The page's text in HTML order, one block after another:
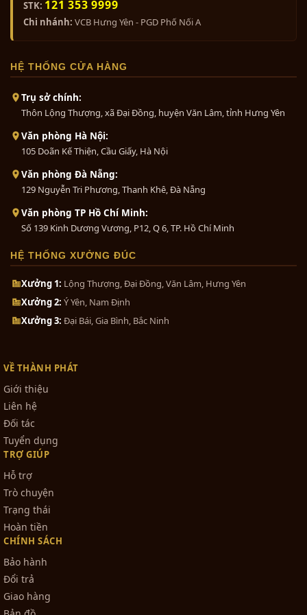
Bình Phước, Bình Thuận, Cà Mau, Cao Bằng,
Đắk Lắk, Đắk Nông, Điện Biên, Đồng Nai, Đồng
Hòa, Kiên Giang, Kon Tum, Lai Châu, Lâm Đồng,
Ninh Bình, Ninh Thuận, Phú Thọ, Quảng Bình,
Quảng Nam, Quảng Ngãi, Quảng Ninh, Quảng Trị,
Sóc Trăng, Sơn La, Tây Ninh, Thái Bình, Thái
Nguyên, Thanh Hóa, Thừa Thiên Huế, Tiền
Giang, Trà Vinh, Tuyên Quang, Vĩnh Long, Vĩnh
Phúc, Yên Bái, Phú Yên, Cần Thơ, Đà Nẵng, Hải
Mọi chi tiết quý khách hàng vui lòng liên hệ
ĐỒ ĐỒNGMỸ NGHỆ THÀNH PHÁT
Hà Nội :136 Nguyễn Chí Thanh - Đống Đa -
Hà Nội
Hồ Chí Minh:139 Kinh Dương Vương –
Đà Nẵng:
ĐT: 0963 129 283 – 0967 016 283
Email: dodongthanhphatvn@gmail.com
CHÍNH SÁCH VẬN CHUYỂN
Nam sẽ được đóng gói đảm bảo, giao hàng tận
nơi, thu tiền mặt khi giao hàng hoặc chuyển
khoản.
Ngân hàng
Hà Nội
STK: 0011 00414 7709
0₫
khảm...
Bộ tam sự đỉnh nến khảm ngũ
sắc...
Bộ đồ thờ cúng bằng đồng tam
0₫
STK: 121 353 9999
Chi nhánh: VCB Hưng Yên - PGD Phố Nối A
HỆ THỐNG CỬA HÀNG
Trụ sở chính:
Thôn Lộng Thượng, xã Đại Đồng, huyện Văn Lâm, tỉnh Hưng Yên
Văn phòng Hà Nội:
105 Doãn Kế Thiện, Cầu Giấy, Hà Nội
Văn phòng Đà Nẵng:
129 Nguyễn Tri Phương, Thanh Khê, Đà Nẵng
Văn phòng TP Hồ Chí Minh:
Số 139 Kinh Dương Vương, P12, Q 6, TP. Hồ Chí Minh
HỆ THỐNG XƯỞNG ĐÚC
Xưởng 1: Lộng Thượng, Đại Đồng, Văn Lâm, Hưng Yên
Xưởng 2: Ý Yên, Nam Định
Xưởng 3: Đại Bái, Gia Bình, Bắc Ninh
VỀ THÀNH PHÁT
Giới thiệu
Liên hệ
Đối tác
Tuyển dụng
TRỢ GIÚP
Hỗ trợ
Trò chuyện
Trạng thái
Hoàn tiền
CHÍNH SÁCH
Bảo hành
Đổi trả
Giao hàng